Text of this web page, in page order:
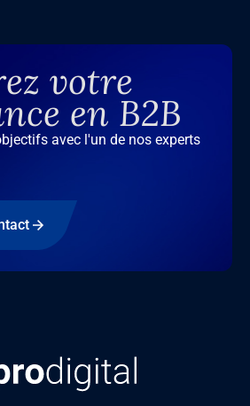
votre
en B2B
avec l'un de nos experts